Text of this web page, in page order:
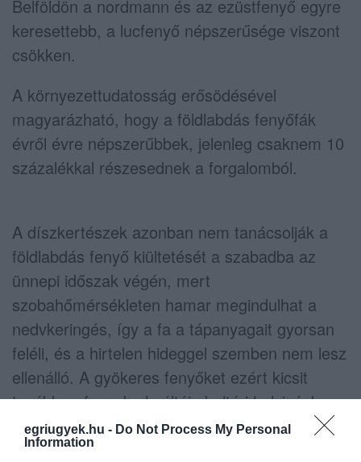
egriugyek.hu - Do Not Process My Personal
Information
Belföldön a nordmann és az ezüstfenyő egyre
keresettebb, a lucfenyő népszerűsége viszont
csökken.
A környezettudatosság erősödésével
magyarázható, hogy a földlabdás fenyőfák
évről évre népszerűbbek, jelenleg csaknem 10
százalékkal részesednek a forgalomból.
A díszkertészek azonban nem tanácsolják a
földlabdás fenyő kiültetését a szabadba az
ünnepi időszak végén, mert
szobahőmérsékleten hamar megindulhat a
nedvkeringés, így a fa a tápanyagait gyorsan
feléli, és a hirtelen hideggel szemben nem lesz
ellenálló. A gyökeres fenyőket ezért kicsit
tovább, a fagyok elmúltáig beltéri helyiségben
érdemes tárolni, március végétől kerülhetnek
ki a szabadba - javasolták.